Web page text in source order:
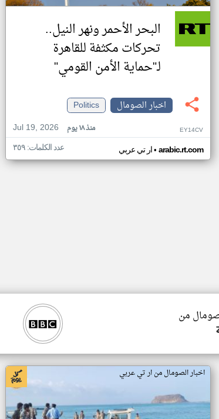
البحر الأحمر ونهر النيل..
تحركات مكثفة للقاهرة
لـ"حماية الأمن القومي"
اخبار الصومال
Politics
Jul 19, 2026
منذ ١٨ يوم EY14CV
ار تي عربي• arabic.rt.com عدد الكلمات: ٣٥٩
من
اخبار الصومال من ار تي عربي